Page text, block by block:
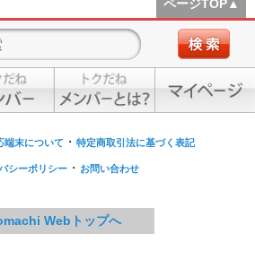
ページTOP▲
端末について ・ 特定商取引法に基づく表記
シーポリシー ・ お問い合わせ
Webトップへ